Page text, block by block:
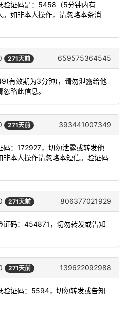
验证码是：5458（5分钟内有
。如非本人操作，请忽略本条消
271天前 659575364545
有效期为3分钟)，请勿泄露给他
略此信息。
271天前 393441007349
码：172927，切勿泄露或转发他
非本人操作请忽略本短信。验证码
271天前 806377021929
证码：454871，切勿转发或告知
271天前 139622092988
验证码：5594，切勿转发或告知